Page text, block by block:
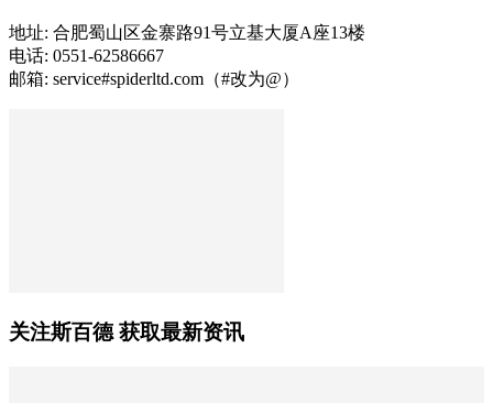
地址: 合肥蜀山区金寨路91号立基大厦A座13楼
电话: 0551-62586667
邮箱: service#spiderltd.com（#改为@）
关注斯百德 获取最新资讯